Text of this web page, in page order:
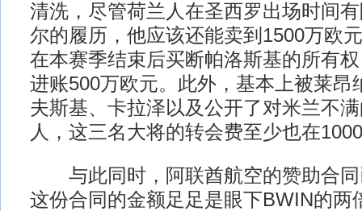
清洗，尽管荷兰人在圣西罗出场时间
尔的履历，他应该还能卖到1500万欧
在本赛季结束后买断帕洛斯基的所有
进账500万欧元。此外，基本上被莱昂
夫斯基、卡拉泽以及公开了对米兰不
人，这三名大将的转会费至少也在
与此同时，阿联酋航空的赞助合同
这份合同的金额足足是眼下BWIN的两